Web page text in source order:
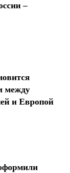
–
между
и Европой